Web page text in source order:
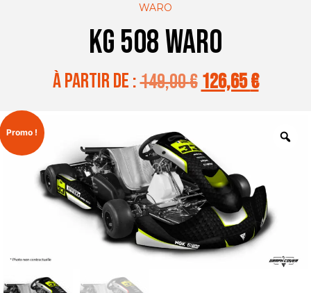
WARO
KG 508 WARO
à partir de :149,00€ 126,65€
Promo !